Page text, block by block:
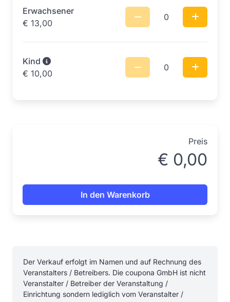
Erwachsener
€ 13,00
0
Kind
€ 10,00
0
Preis
€ 0,00
In den Warenkorb
Der Verkauf erfolgt im Namen und auf Rechnung des
Veranstalters / Betreibers. Die coupona GmbH ist nicht
Veranstalter / Betreiber der Veranstaltung /
Einrichtung sondern lediglich vom Veranstalter /